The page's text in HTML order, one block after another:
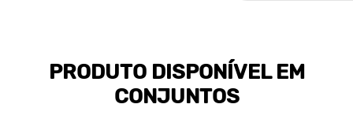
PRODUTO DISPONÍVEL EM
CONJUNTOS